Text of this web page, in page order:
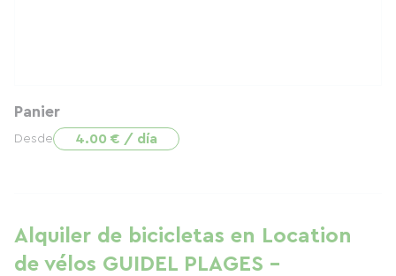
Panier
Desde 4.00 € / día
Alquiler de bicicletas en Location
de vélos GUIDEL PLAGES –